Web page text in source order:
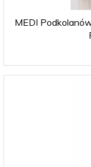
MEDI